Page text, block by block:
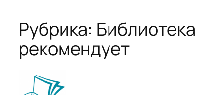
Рубрика: Библиотека
рекомендует